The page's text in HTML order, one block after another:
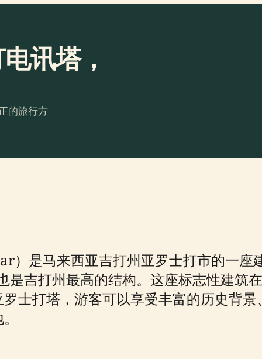
讯塔，
的旅行方
是马来西亚吉打州亚罗士打市的一座
是吉打州最高的结构。这座标志性建筑
士打塔，游客可以享受丰富的历史背